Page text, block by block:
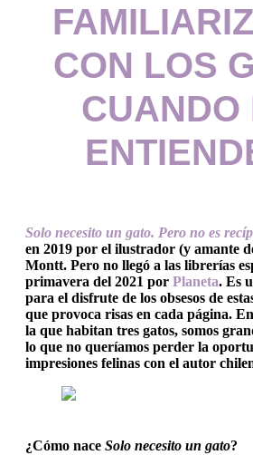
CON LOS
CUANDO
Solo necesito un gato. Pero no es
en 2019 por el ilustrador (y amante
Montt. Pero no llegó a las librerías
primavera del 2021 por Planeta. Es
para el disfrute de los obsesos de
que provoca risas en cada página.
la que habitan tres gatos, somos
lo que no queríamos perder la
impresiones felinas con el autor
¿Cómo nace Solo necesito un gato?